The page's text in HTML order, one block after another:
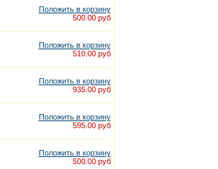
Положить в корзину
500.00 руб
Положить в корзину
510.00 руб
Положить в корзину
935.00 руб
Положить в корзину
595.00 руб
Положить в корзину
500.00 руб